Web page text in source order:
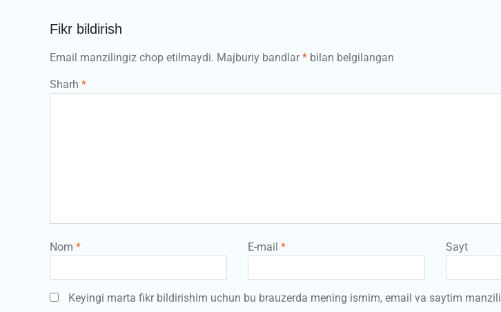
Fikr bildirish
Email manzilingiz chop etilmaydi. Majburiy bandlar* bilan belgilangan
Sharh *
Nom * E-mail * Sayt
Keyingi marta fikr bildirishim uchun bu brauzerda mening ismim, email va saytim